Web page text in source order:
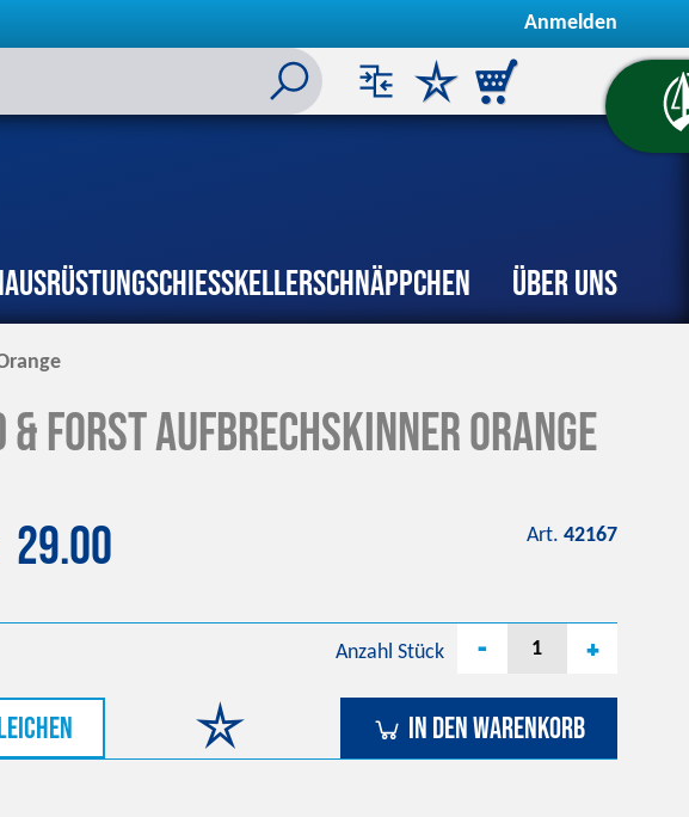
Anmelden
AusrüstungSchiesskellerSchnäppchen Über uns
& Forst Aufbrechskinner Orange
29.00 Art. 42167
Anzahl Stück - +
In den Warenkorb